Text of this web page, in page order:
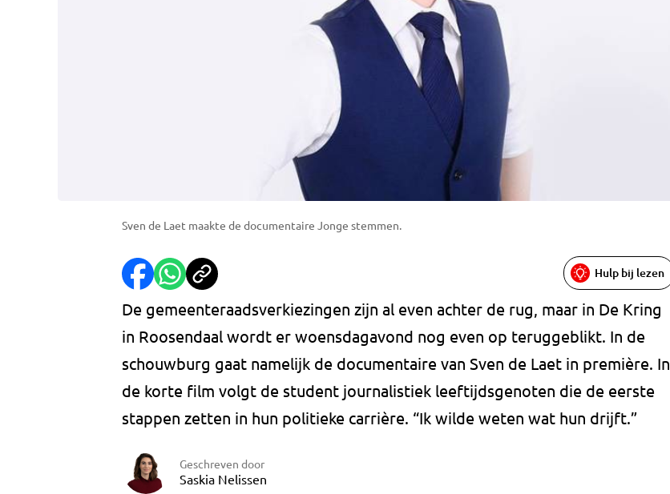
Sven de Laet maakte de documentaire Jonge stemmen.
Hulp bij lezen
De gemeenteraadsverkiezingen zijn al even achter de rug, maar in De Kring
in Roosendaal wordt er woensdagavond nog even op teruggeblikt. In de
schouwburg gaat namelijk de documentaire van Sven de Laet in première. In
de korte film volgt de student journalistiek leeftijdsgenoten die de eerste
stappen zetten in hun politieke carrière. “Ik wilde weten wat hun drijft.”
Geschreven door
Saskia Nelissen